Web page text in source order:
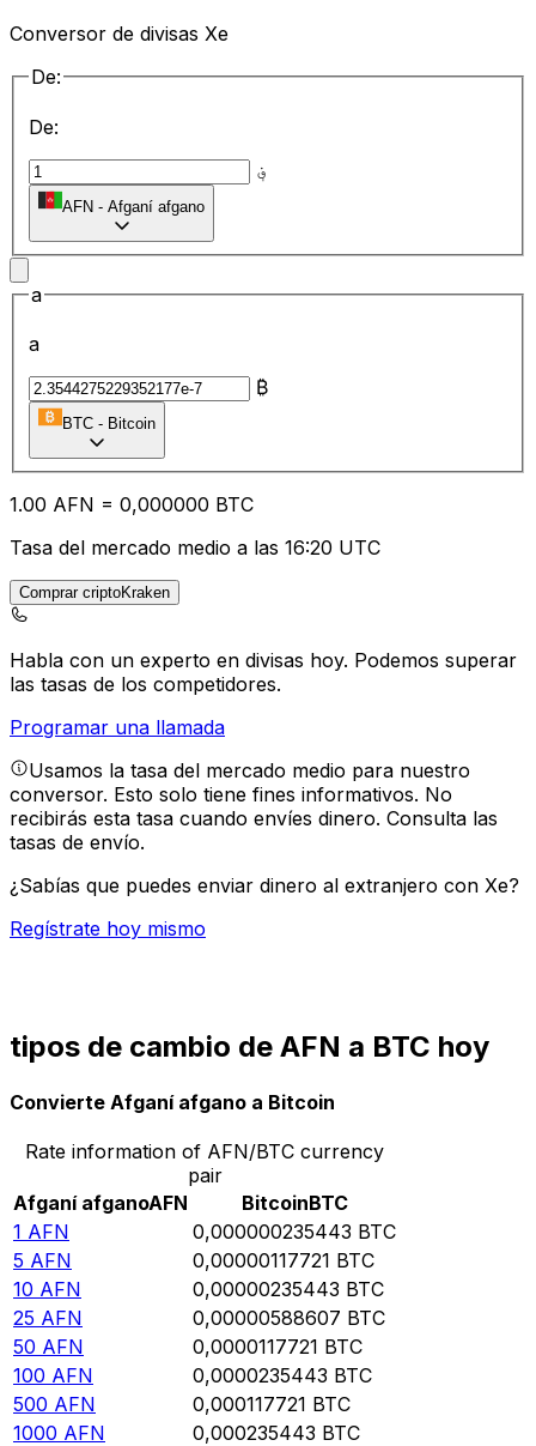
Conversor de divisas Xe
De:
De:
؋
AFN - Afganí afgano
a
a
₿
BTC - Bitcoin
1.00 AFN = 0,000000 BTC
Tasa del mercado medio a las 16:20 UTC
Comprar criptoKraken
Habla con un experto en divisas hoy. Podemos superar
las tasas de los competidores.
Programar una llamada
Usamos la tasa del mercado medio para nuestro
conversor. Esto solo tiene fines informativos. No
recibirás esta tasa cuando envíes dinero. Consulta las
tasas de envío.
¿Sabías que puedes enviar dinero al extranjero con Xe?
Regístrate hoy mismo
tipos de cambio de AFN a BTC hoy
Convierte Afganí afgano a Bitcoin
Rate information of AFN/BTC currency
pair
Afganí afganoAFN BitcoinBTC
1 AFN 0,000000235443 BTC
5 AFN 0,00000117721 BTC
10 AFN 0,00000235443 BTC
25 AFN 0,00000588607 BTC
50 AFN 0,0000117721 BTC
100 AFN 0,0000235443 BTC
500 AFN 0,000117721 BTC
1000 AFN 0,000235443 BTC